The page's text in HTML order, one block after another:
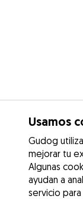
Usamos
Gudog
mejorar tu
Algunas
ayudan a
servicio